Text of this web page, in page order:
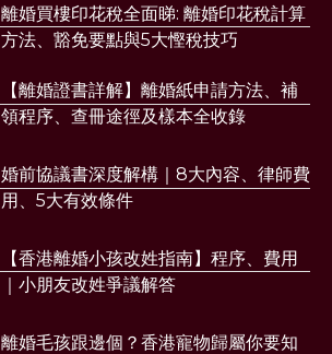
離婚買樓印花稅全面睇: 離婚印花稅計算
方法、豁免要點與5大慳稅技巧
【離婚證書詳解】離婚紙申請方法、補
領程序、查冊途徑及樣本全收錄
婚前協議書深度解構｜8大內容、律師費
用、5大有效條件
【香港離婚小孩改姓指南】程序、費用
｜小朋友改姓爭議解答
離婚毛孩跟邊個？香港寵物歸屬你要知